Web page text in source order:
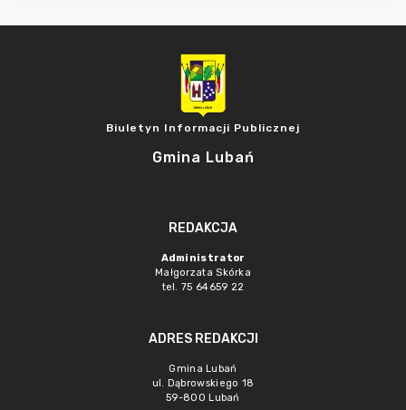
Biuletyn Informacji Publicznej
Gmina Lubań
REDAKCJA
Administrator
Małgorzata Skórka
tel. 75 64659 22
ADRES REDAKCJI
Gmina Lubań
ul. Dąbrowskiego 18
59-800 Lubań